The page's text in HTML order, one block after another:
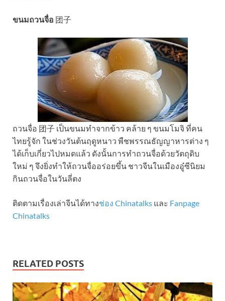
ขนมถวนจื่อ 团子
ถวนจื่อ 团子 เป็นขนมทำจากข้าว คล้าย ๆ ขนมโมจิ ที่คน
ไทยรู้จัก ในช่วงวันต้นฤดูหนาว พืชพรรณธัญญาหารต่าง ๆ
ได้เก็บเกี่ยวไปหมดแล้ว ดังนั้นการทำถวนจื่อด้วยวัตถุดิบ
ใหม่ ๆ จึงยิ่งทำให้ถวนจื่ออร่อยขึ้น ชาวจีนในเมืองอู๋ซีนิยม
กินถวนจื่อในวันลี่ตง
ติดตามเรื่องเล่าจีนได้ทางช่อง Chinatalks และ Fanpage
Chinatalks
RELATED POSTS